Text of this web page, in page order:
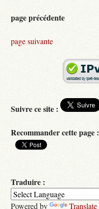
page précédente
page suivante
Suivre ce site :
Recommander cette page :
Traduire :
Powered by Translate